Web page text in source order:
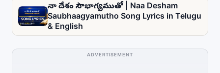
నా దేశం సౌభాగ్యముతో | Naa Desham
Saubhaagyamutho Song Lyrics in Telugu
& English
ADVERTISEMENT